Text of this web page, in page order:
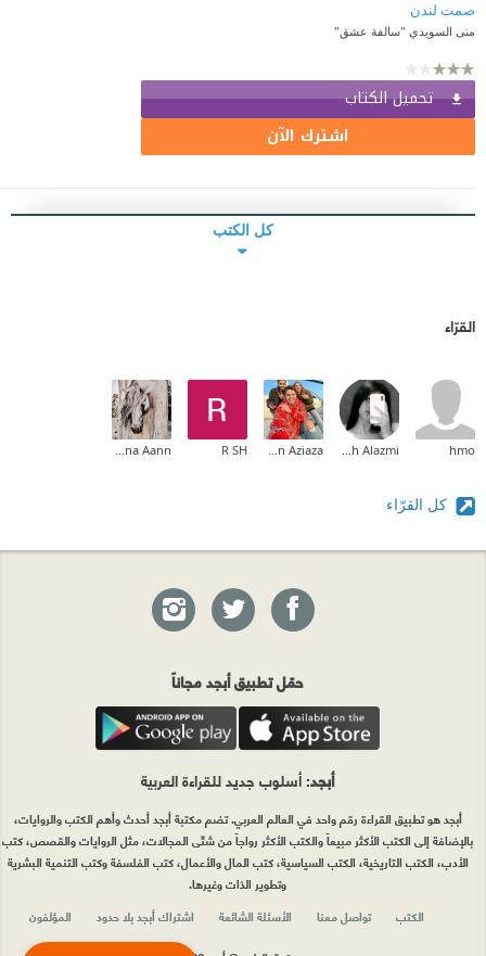
صمت لندن
منى السويدي "سالفة عشق"
تحميل الكتاب
اشترك الآن
كل الكتب
القرّاء
hmo
R SH
كل القرّاء
حمّل تطبيق أبجد مجاناً
أبجد: أسلوب جديد للقراءة العربية
أبجد هو تطبيق القراءة رقم واحد في العالم العربي. تضم مكتبة أبجد أحدث وأهم الكتب والروايات،
بالإضافة إلى الكتب الأكثر مبيعاً والكتب الأكثر رواجاً من شتّى المجالات، مثل الروايات والقصص، كتب
الأدب، الكتب التاريخية، الكتب السياسية، كتب المال والأعمال، كتب الفلسفة وكتب التنمية البشرية
وتطوير الذات وغيرها.
الكتب
تواصل معنا الأسئلة الشائعة اشتراك أبجد بلا حدود
المؤلفون